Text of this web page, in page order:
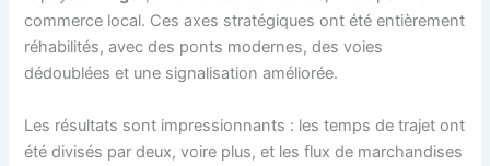
commerce local. Ces axes stratégiques ont été entièrement
réhabilités, avec des ponts modernes, des voies
dédoublées et une signalisation améliorée.
Les résultats sont impressionnants : les temps de trajet ont
été divisés par deux, voire plus, et les flux de marchandises